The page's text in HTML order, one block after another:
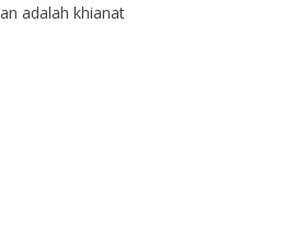
adalah khianat